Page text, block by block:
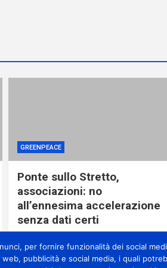
GREENPEACE
Ponte sullo Stretto,
associazioni: no
all’ennesima accelerazione
senza dati certi
per fornire funzionalità dei social
pubblicità e social media, i quali